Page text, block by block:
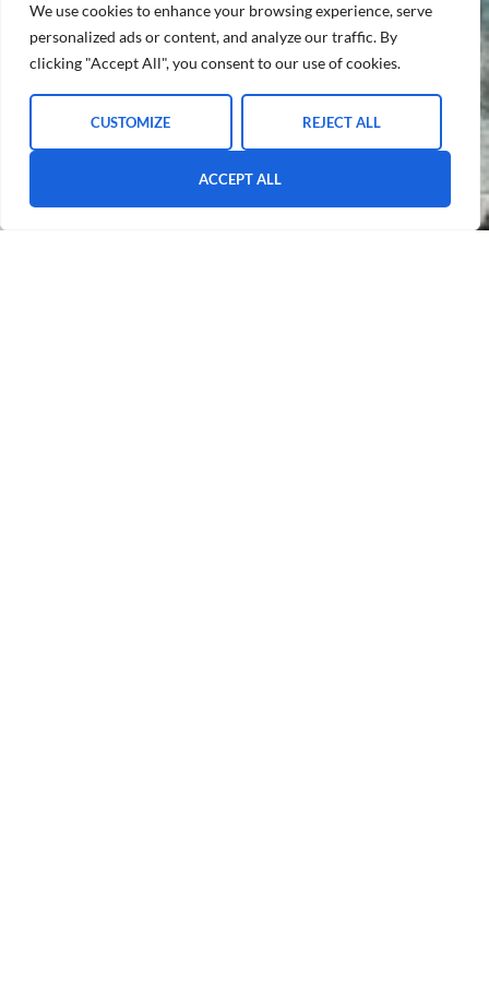
We use cookies to enhance your browsing experience, serve
personalized ads or content, and analyze our traffic. By
clicking "Accept All", you consent to our use of cookies.
CUSTOMIZE REJECT ALL
ACCEPT ALL